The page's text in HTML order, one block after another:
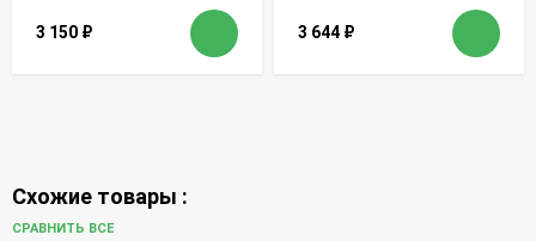
3 150 ₽ 3 644 ₽
Схожие товары :
СРАВНИТЬ ВСЕ